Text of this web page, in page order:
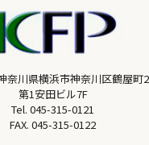
川県横浜市神奈川区鶴屋町
第1安田ビル7F
Tel. 045-315-0121
FAX. 045-315-0122